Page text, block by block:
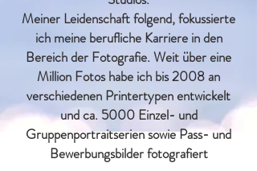
Meiner Leidenschaft folgend, fokussierte
ich meine berufliche Karriere in den
Bereich der Fotografie. Weit über eine
Million Fotos habe ich bis 2008 an
verschiedenen Printertypen entwickelt
und ca. 5000 Einzel- und
Gruppenportraitserien sowie Pass- und
Bewerbungsbilder fotografiert